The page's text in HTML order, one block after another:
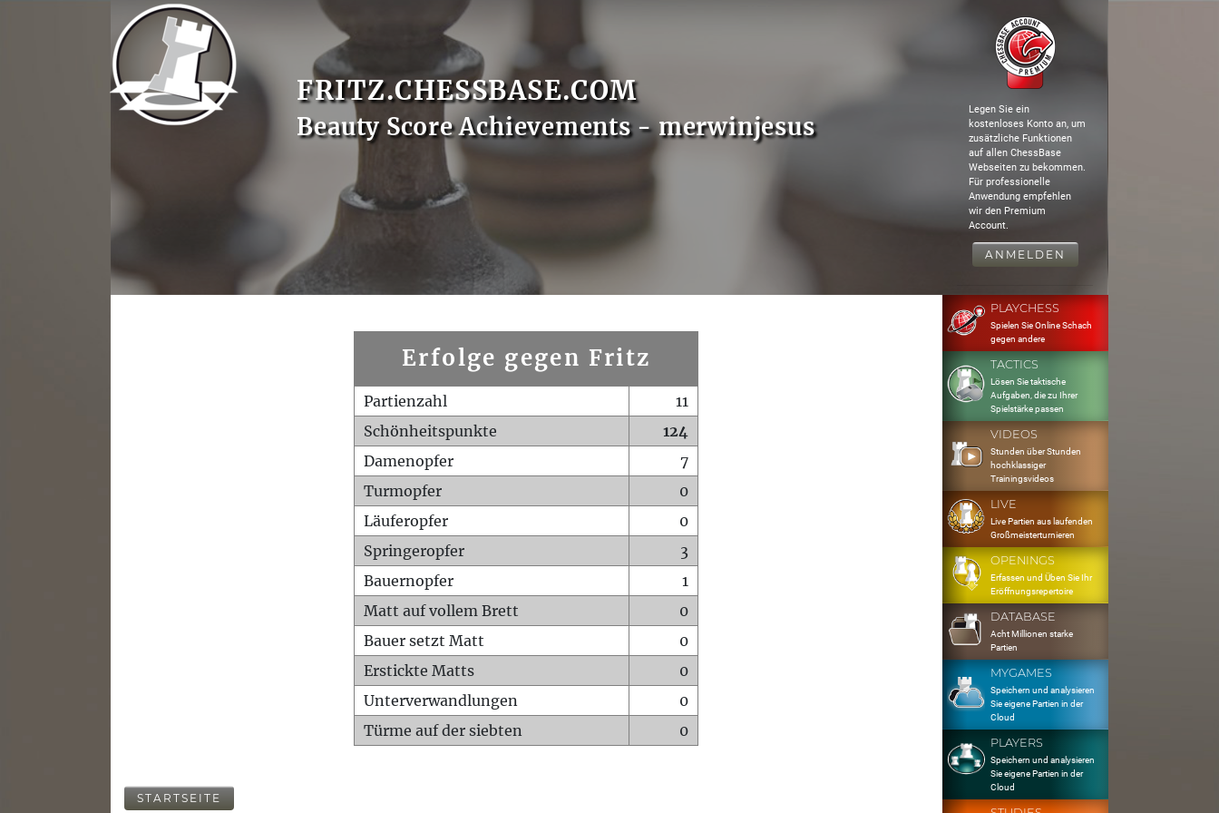
FRITZ.CHESSBASE.COM
Beauty Score Achievements - merwinjesus
Legen Sie ein
kostenloses Konto an, um
zusätzliche Funktionen
auf allen ChessBase
Webseiten zu bekommen.
Für professionelle
Anwendung empfehlen
wir den Premium
Account.
ANMELDEN
Erfolge gegen Fritz
Partienzahl
11
Schönheitspunkte
124
Damenopfer
7
Turmopfer
0
Läuferopfer
0
Springeropfer
3
Bauernopfer
1
Matt auf vollem Brett
0
Bauer setzt Matt
0
Erstickte Matts
0
Unterverwandlungen
0
Türme auf der siebten
0
STARTSEITE
PLAYCHESS
Spielen Sie Online Schach
gegen andere
TACTICS
Lösen Sie taktische
Aufgaben, die zu Ihrer
Spielstärke passen
VIDEOS
Stunden über Stunden
hochklassiger
Trainingsvideos
LIVE
Live Partien aus laufenden
Großmeisterturnieren
OPENINGS
Erfassen und Üben Sie Ihr
Eröffnungsrepertoire
DATABASE
Acht Millionen starke
Partien
MYGAMES
Speichern und analysieren
Sie eigene Partien in der
Cloud
PLAYERS
Speichern und analysieren
Sie eigene Partien in der
Cloud